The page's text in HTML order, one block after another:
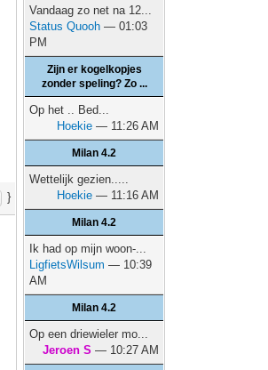
}
Vandaag zo net na 12...
Status Quooh — 01:03
PM
Zijn er kogelkopjes
zonder speling? Zo ...
Op het .. Bed...
Hoekie — 11:26 AM
Milan 4.2
Wettelijk gezien.....
Hoekie — 11:16 AM
Milan 4.2
Ik had op mijn woon-...
LigfietsWilsum — 10:39
AM
Milan 4.2
Op een driewieler mo...
Jeroen S — 10:27 AM